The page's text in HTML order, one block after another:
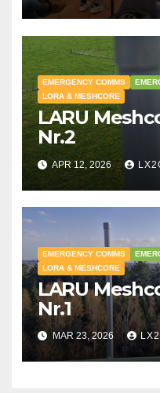
EMERGENCY COMMS
LORA & MESHCORE
LARU
Nr.2
APR 12, 2026
EMERGENCY COMMS
LORA & MESHCORE
LARU
Nr.1
MAR 23, 2026